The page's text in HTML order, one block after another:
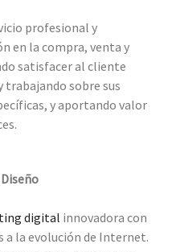
profesional y
en la compra, venta y
satisfacer al cliente
sobre sus
y aportando valor
digital innovadora con
la evolución de Internet.